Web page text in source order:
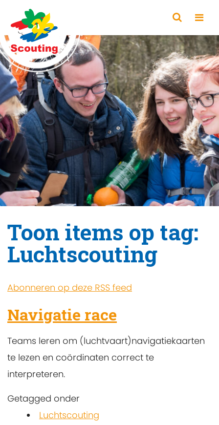
Toon items op tag:
Luchtscouting
Abonneren op deze RSS feed
Navigatie race
Teams leren om (luchtvaart)navigatiekaarten
te lezen en coördinaten correct te
interpreteren.
Getagged onder
Luchtscouting